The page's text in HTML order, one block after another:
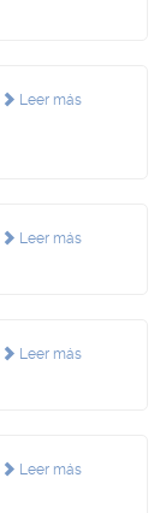
Leer más
Leer más
Leer más
Leer más